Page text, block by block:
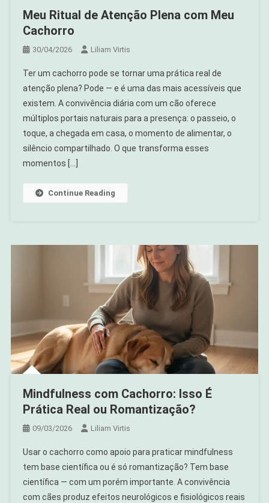
Meu Ritual de Atenção Plena com Meu
Cachorro
30/04/2026 Liliam Virtis
Ter um cachorro pode se tornar uma prática real de
atenção plena? Pode — e é uma das mais acessíveis que
existem. A convivência diária com um cão oferece
múltiplos portais naturais para a presença: o passeio, o
toque, a chegada em casa, o momento de alimentar, o
silêncio compartilhado. O que transforma esses
momentos […]
Continue Reading
Mindfulness com Cachorro: Isso É
Prática Real ou Romantização?
09/03/2026 Liliam Virtis
Usar o cachorro como apoio para praticar mindfulness
tem base científica ou é só romantização? Tem base
científica — com um porém importante. A convivência
com cães produz efeitos neurológicos e fisiológicos reais